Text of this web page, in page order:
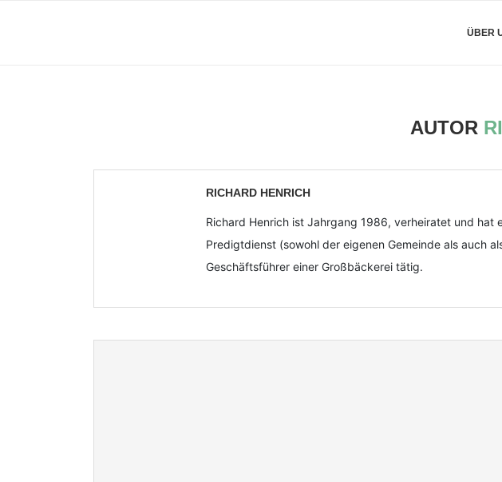
ÜBER
AUTOR
RICHARD HENRICH
Richard Henrich ist Jahrgang 1986, verheiratet und hat
Predigtdienst (sowohl der eigenen Gemeinde als auch
Geschäftsführer einer Großbäckerei tätig.